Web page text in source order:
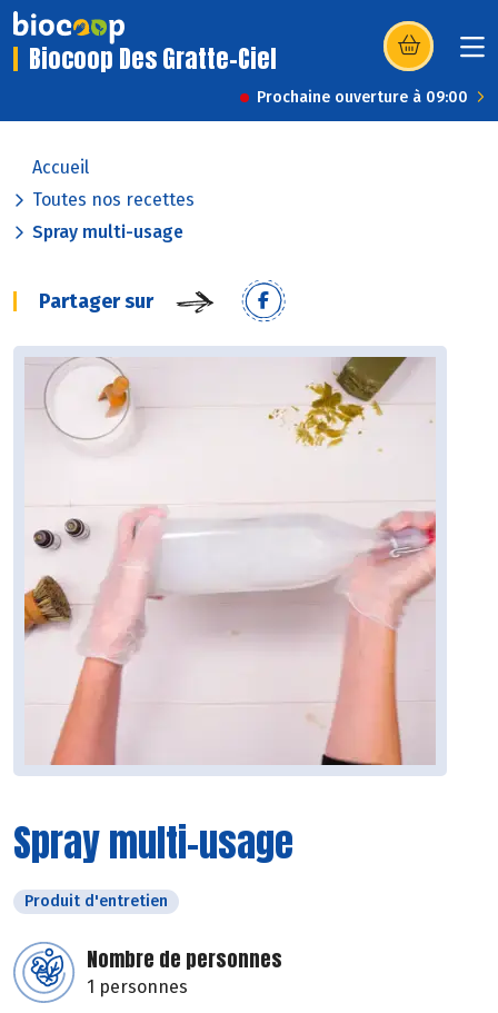
Biocoop Des Gratte-Ciel (s’ouvre dans
Prochaine ouverture à 09:00
Accueil
Toutes nos recettes
Spray multi-usage
Partager sur
Spray multi-usage
Produit d'entretien
Nombre de personnes
1 personnes